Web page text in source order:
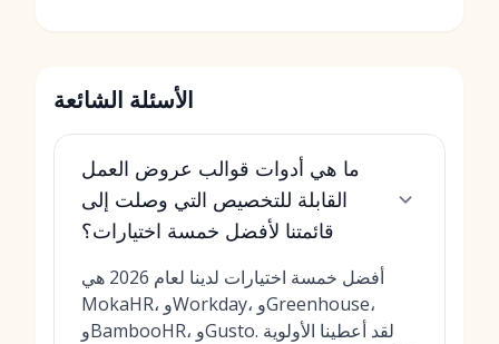
الأسئلة الشائعة
ما هي أدوات قوالب عروض العمل
القابلة للتخصيص التي وصلت إلى
قائمتنا لأفضل خمسة اختيارات؟
أفضل خمسة اختيارات لدينا لعام 2026 هي
MokaHR، وWorkday، وGreenhouse،
وBambooHR، وGusto. لقد أعطينا الأولوية